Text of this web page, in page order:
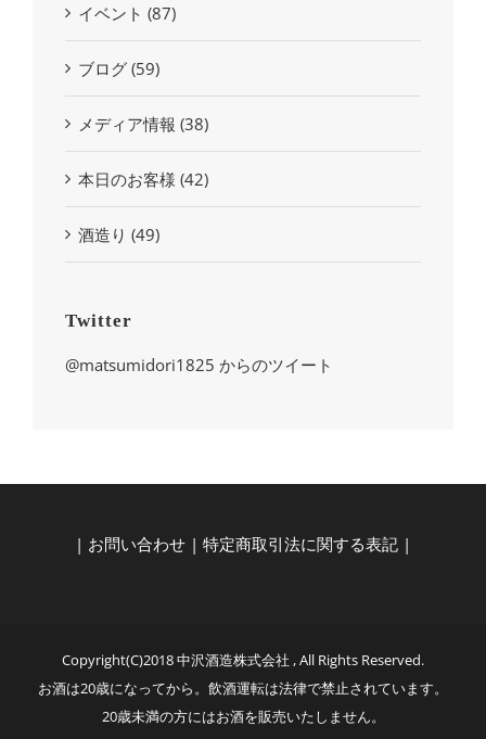
イベント (87)
ブログ (59)
メディア情報 (38)
本日のお客様 (42)
酒造り (49)
Twitter
@matsumidori1825 からのツイート
| お問い合わせ | 特定商取引法に関する表記 |
Copyright(C)2018 中沢酒造株式会社 , All Rights Reserved.
お酒は20歳になってから。飲酒運転は法律で禁止されています。
20歳未満の方にはお酒を販売いたしません。